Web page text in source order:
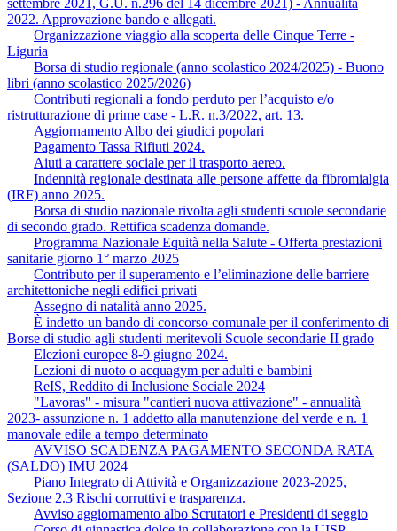
2022. Approvazione bando e allegati.
Organizzazione viaggio alla scoperta delle Cinque Terre -
Liguria
Borsa di studio regionale (anno scolastico 2024/2025) - Buono
libri (anno scolastico 2025/2026)
Contributi regionali a fondo perduto per l’acquisto e/o
ristrutturazione di prime case - L.R. n.3/2022, art. 13.
Aggiornamento Albo dei giudici popolari
Pagamento Tassa Rifiuti 2024.
Aiuti a carattere sociale per il trasporto aereo.
Indennità regionale destinata alle persone affette da fibromialgia
(IRF) anno 2025.
Borsa di studio nazionale rivolta agli studenti scuole secondarie
di secondo grado. Rettifica scadenza domande.
Programma Nazionale Equità nella Salute - Offerta prestazioni
sanitarie giorno 1° marzo 2025
Contributo per il superamento e l’eliminazione delle barriere
architettoniche negli edifici privati
Assegno di natalità anno 2025.
È indetto un bando di concorso comunale per il conferimento di
Borse di studio agli studenti meritevoli Scuole secondarie II grado
Elezioni europee 8-9 giugno 2024.
Lezioni di nuoto o acquagym per adulti e bambini
ReIS, Reddito di Inclusione Sociale 2024
"Lavoras" ‐ misura "cantieri nuova attivazione" ‐ annualità
2023- assunzione n. 1 addetto alla manutenzione del verde e n. 1
manovale edile a tempo determinato
AVVISO SCADENZA PAGAMENTO SECONDA RATA
(SALDO) IMU 2024
Piano Integrato di Attività e Organizzazione 2023-2025,
Sezione 2.3 Rischi corruttivi e trasparenza.
Avviso aggiornamento albo Scrutatori e Presidenti di seggio